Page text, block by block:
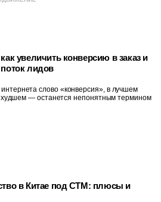
увеличить конверсию в заказ и
лидов
слово «конверсия», в лучшем
худшем — останется непонятным термином
в Китае под СТМ: плюсы и